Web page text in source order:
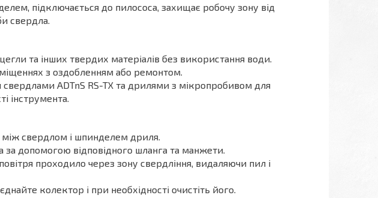
підключається до пилососа, захищає робочу зону від
свердла.
та інших твердих матеріалів без використання води.
з оздобленням або ремонтом.
ADTnS RS-TX та дрилями з мікропробивом для
інструмента.
між свердлом і шпинделем дриля.
за допомогою відповідного шланга та манжети.
проходило через зону свердління, видаляючи пил і
колектор і при необхідності очистіть його.